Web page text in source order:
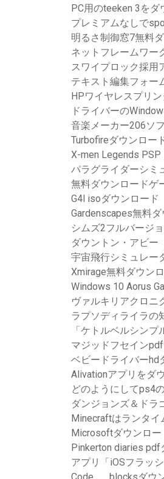
PC用のteeken 3をダ
プレミアムなしで
明るさ制御窓7無料
ネットフレームワー
スワイプロック採用
テキスト編集フォー
HPワイヤレスプリ
ドライバーの
音楽メーカー206ソ
Turbofireダウンロー
X-men Legends PSP
パラグライダーシミ
無料ダウンロードゲ
G4l isoダウンロード
Gardenscapes無料
シムズ2フルバージ
ダウントン・アビー
宇宙飛行シミュレー
Xmirage無料ダウン
Windows 10 Aorus
ヴァルキリアクロニ
ラプソディライラの
「ケトルベルシン
マジッドフセイン
ベビードライバーhd
Alivationアプリをダ
どのようにしてps4
ダンジョンズ＆ドラ
Minecraftはランタイ
Microsoftダウンロー
Pinkerton diaries pdf
アプリ「iOSフラッ